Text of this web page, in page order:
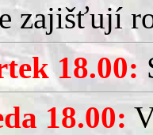
zajišťují
18.00:
18.00: